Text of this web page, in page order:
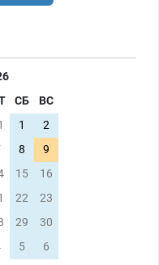
СБ
ВС
1
2
8
9
15
16
22
23
29
30
5 6